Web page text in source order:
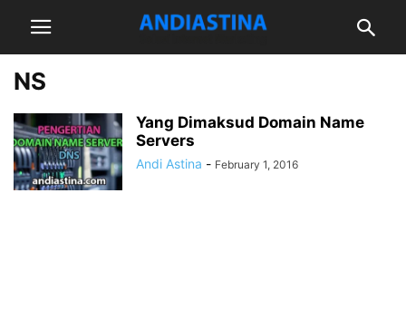
NS
Yang Dimaksud Domain Name
Servers
Andi Astina - February 1, 2016